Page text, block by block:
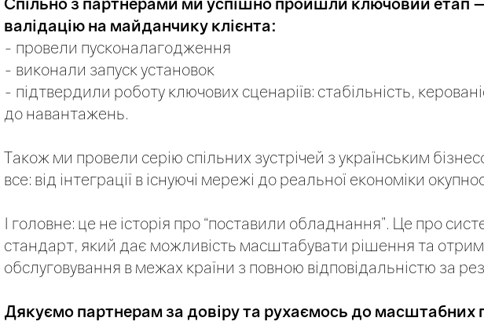
валідацію на майданчику клієнта:
- провели пусконалагодження
- виконали запуск установок
- підтвердили роботу ключових сценаріїв: стабільність,
до навантажень.
Також ми провели серію спільних зустрічей з українським
все: від інтеграції в існуючі мережі до реальної економіки
І головне: це не історія про “поставили обладнання”. Це про
стандарт, який дає можливість масштабувати рішення та
обслуговування в межах країни з повною відповідальністю за
Дякуємо партнерам за довіру та рухаємось до масштабних